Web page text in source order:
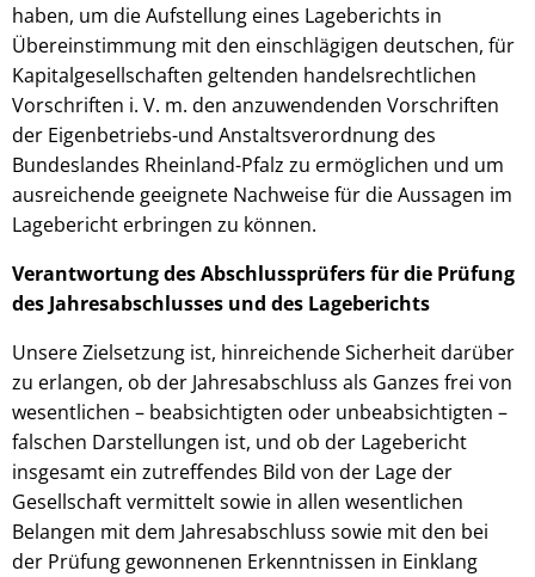
haben, um die Aufstellung eines Lageberichts in
Übereinstimmung mit den einschlägigen deutschen, für
Kapitalgesellschaften geltenden handelsrechtlichen
Vorschriften i. V. m. den anzuwendenden Vorschriften
der Eigenbetriebs-und Anstaltsverordnung des
Bundeslandes Rheinland-Pfalz zu ermöglichen und um
ausreichende geeignete Nachweise für die Aussagen im
Lagebericht erbringen zu können.
Verantwortung des Abschlussprüfers für die Prüfung
des Jahresabschlusses und des Lageberichts
Unsere Zielsetzung ist, hinreichende Sicherheit darüber
zu erlangen, ob der Jahresabschluss als Ganzes frei von
wesentlichen – beabsichtigten oder unbeabsichtigten –
falschen Darstellungen ist, und ob der Lagebericht
insgesamt ein zutreffendes Bild von der Lage der
Gesellschaft vermittelt sowie in allen wesentlichen
Belangen mit dem Jahresabschluss sowie mit den bei
der Prüfung gewonnenen Erkenntnissen in Einklang